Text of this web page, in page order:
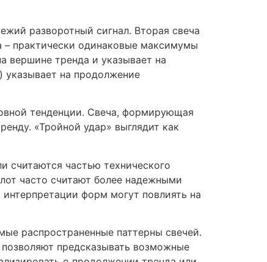
разворотный сигнал. Вторая свеча
– практически одинаковые максимумы
вершине тренда и указывает на
указывает на продолжение
тенденции. Свеча, формирующая
«Тройной удар» выглядит как
считаются частью технического
часто считают более надежными
форм могут повлиять на
распространенные паттерны свечей.
предсказывать возможные